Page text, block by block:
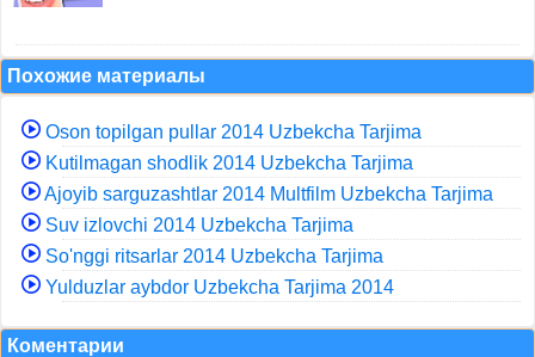
Похожие материалы
Oson topilgan pullar 2014 Uzbekcha Tarjima
Kutilmagan shodlik 2014 Uzbekcha Tarjima
Ajoyib sarguzashtlar 2014 Multfilm Uzbekcha Tarjima
Suv izlovchi 2014 Uzbekcha Tarjima
So'nggi ritsarlar 2014 Uzbekcha Tarjima
Yulduzlar aybdor Uzbekcha Tarjima 2014
Коментарии